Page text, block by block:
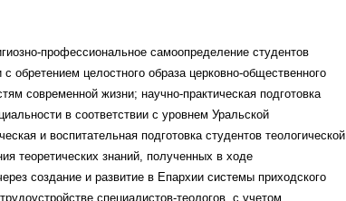
профессиональное самоопределение студентов
с обретением целостного образа церковно-общественного
современной жизни; научно-практическая подготовка
в соответствии с уровнем Уральской
и воспитательная подготовка студентов теологической
теоретических знаний, полученных в ходе
создание и развитие в Епархии системы приходского
специалистов-теологов, с учетом